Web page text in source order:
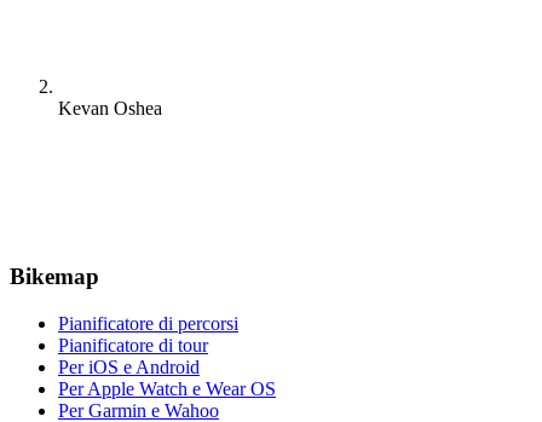
Kevan Oshea
Bikemap
Pianificatore di percorsi
Pianificatore di tour
Per iOS e Android
Per Apple Watch e Wear OS
Per Garmin e Wahoo